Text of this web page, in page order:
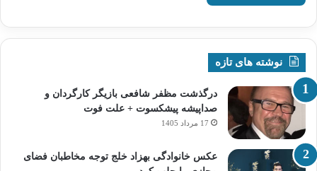
نوشته های تازه
درگذشت مظفر شافعی بازیگر کارگردان و
صداپیشه پیشکسوت + علت فوت
17 مرداد 1405
عکس خانوادگی بهزاد خلج توجه مخاطبان فضای